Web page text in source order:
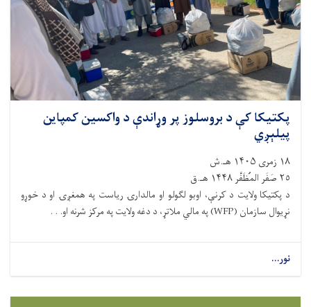
پکتیکا کې د بروسلوز پر وړاندې د واکسین کمپاین
پیلېږي
١٨ زمری ۱۴۰۵ هـ.ش
٢٥ صَفَر المُظَفَّر ۱۴۴۸ هـ.ق
د پکتیکا ولایت د کرنې، اوبو لګولو او مالدارۍ ریاست په همغږۍ او د خوړو
نړیوال سازمان (WFP) په مالي ملاتړ، د دغه ولایت په مرکز شرنه او. . .
نور...